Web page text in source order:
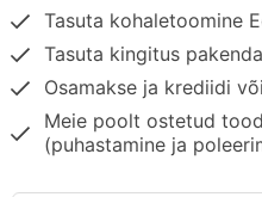
Tasuta kohaletoomine
Tasuta kingitus
Osamakse ja krediidi
Meie poolt ostetud
(puhastamine ja